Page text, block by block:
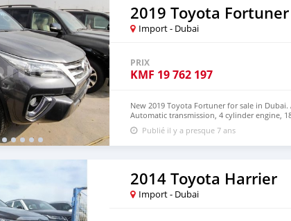
2019 Toyota Fortuner
Import - Dubai
PRIX
KMF 19 762 197
New 2019 Toyota Fortuner for sale in
Automatic transmission, 4 cylinder engine,
driven, Imported specs.
Publié il y a presque 7 ans
2014 Toyota Harrier
Import - Dubai